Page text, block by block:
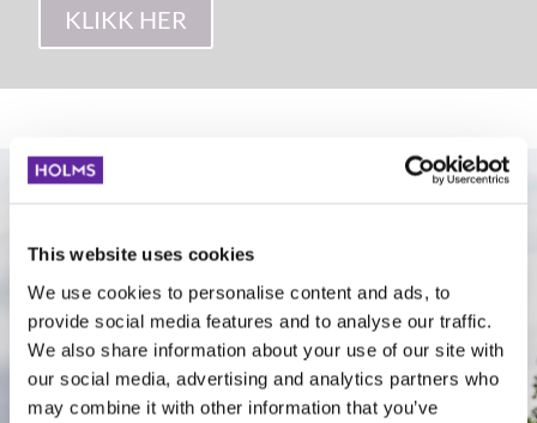
This website uses cookies
We use cookies to personalise content and ads, to
provide social media features and to analyse our traffic.
We also share information about your use of our site with
our social media, advertising and analytics partners who
may combine it with other information that you’ve
KLIKK HER